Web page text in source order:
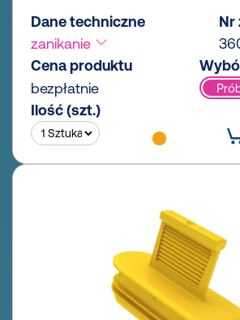
Dane techniczne
zanikanie
Nr
Cena produktu
bezpłatnie
Ilość (szt.)